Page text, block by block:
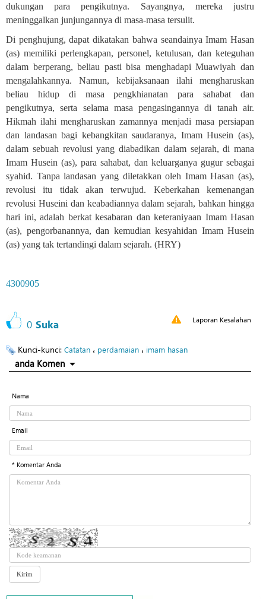
dukungan para pengikutnya. Sayangnya, mereka justru
meninggalkan junjungannya di masa-masa tersulit.
Di penghujung, dapat dikatakan bahwa seandainya Imam Hasan
(as) memiliki perlengkapan, personel, ketulusan, dan keteguhan
dalam berperang, beliau pasti bisa menghadapi Muawiyah dan
mengalahkannya. Namun, kebijaksanaan ilahi mengharuskan
beliau hidup di masa pengkhianatan para sahabat dan
pengikutnya, serta selama masa pengasingannya di tanah air.
Hikmah ilahi mengharuskan zamannya menjadi masa persiapan
dan landasan bagi kebangkitan saudaranya, Imam Husein (as),
dalam sebuah revolusi yang diabadikan dalam sejarah, di mana
Imam Husein (as), para sahabat, dan keluarganya gugur sebagai
syahid. Tanpa landasan yang diletakkan oleh Imam Hasan (as),
revolusi itu tidak akan terwujud. Keberkahan kemenangan
revolusi Huseini dan keabadiannya dalam sejarah, bahkan hingga
hari ini, adalah berkat kesabaran dan keteraniyaan Imam Hasan
(as), pengorbanannya, dan kemudian kesyahidan Imam Husein
(as) yang tak tertandingi dalam sejarah. (HRY)
4300905
0 Suka Laporan Kesalahan
Kunci-kunci: Catatan ، perdamaian ، imam hasan
anda Komen
Nama
Email
* Komentar Anda